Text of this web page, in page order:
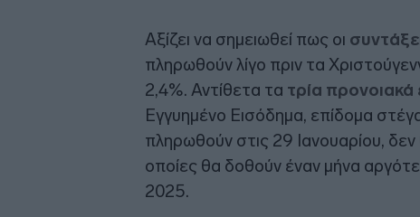
Αξίζει να σημειωθεί πως οι
πληρωθούν λίγο πριν τα
2,4%. Αντίθετα τα τρία
Εγγυημένο Εισόδημα, επίδομα
πληρωθούν στις 29 Ιανουαρίου,
οποίες θα δοθούν έναν μήνα
2025.